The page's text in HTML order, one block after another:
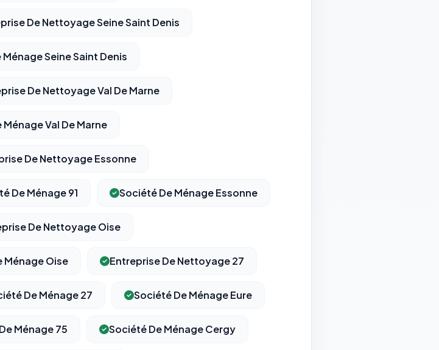
De Nettoyage Seine Saint Denis
Seine Saint Denis
De Nettoyage Val De Marne
Val De Marne
De Nettoyage Essonne
De Ménage 91 Société De Ménage Essonne
De Nettoyage Oise
Ménage Oise Entreprise De Nettoyage 27
De Ménage 27 Société De Ménage Eure
Ménage 75 Société De Ménage Cergy